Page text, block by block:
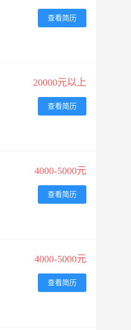
查看简历
20000元以上
查看简历
4000-5000元
查看简历
4000-5000元
查看简历